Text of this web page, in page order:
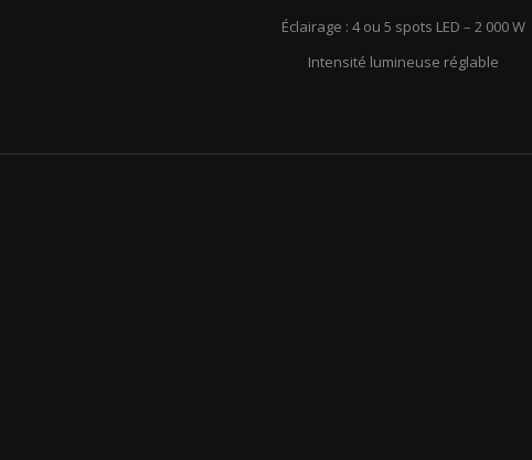
Éclairage : 4 ou 5 spots LED – 2 000 W
Intensité lumineuse réglable